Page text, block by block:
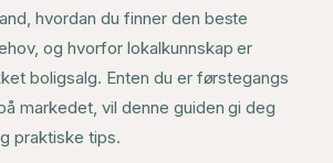
hvordan du finner den beste
og hvorfor lokalkunnskap er
boligsalg. Enten du er førstegangs
markedet, vil denne guiden gi deg
praktiske tips.